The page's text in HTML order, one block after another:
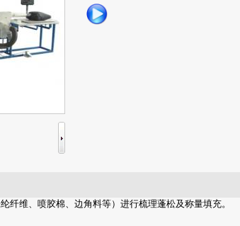
纤维、喷胶棉、边角料等）进行梳理蓬松及称量填充。